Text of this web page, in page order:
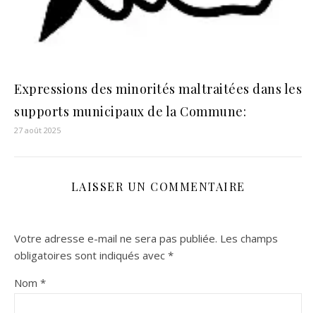
Expressions des minorités maltraitées dans les
supports municipaux de la Commune:
27 août 2025
LAISSER UN COMMENTAIRE
Votre adresse e-mail ne sera pas publiée. Les champs
obligatoires sont indiqués avec *
Nom *